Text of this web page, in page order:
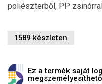
poliészterből, PP
1589 készleten
Ez a termék saját